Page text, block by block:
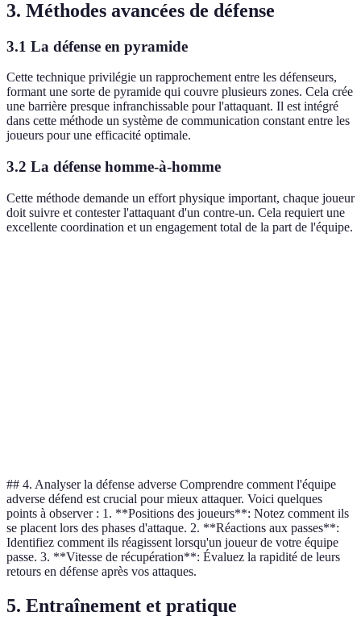
3. Méthodes avancées de défense
3.1 La défense en pyramide
Cette technique privilégie un rapprochement entre les défenseurs,
formant une sorte de pyramide qui couvre plusieurs zones. Cela crée
une barrière presque infranchissable pour l'attaquant. Il est intégré
dans cette méthode un système de communication constant entre les
joueurs pour une efficacité optimale.
3.2 La défense homme-à-homme
Cette méthode demande un effort physique important, chaque joueur
doit suivre et contester l'attaquant d'un contre-un. Cela requiert une
excellente coordination et un engagement total de la part de l'équipe.
## 4. Analyser la défense adverse Comprendre comment l'équipe
adverse défend est crucial pour mieux attaquer. Voici quelques
points à observer : 1. **Positions des joueurs**: Notez comment ils
se placent lors des phases d'attaque. 2. **Réactions aux passes**:
Identifiez comment ils réagissent lorsqu'un joueur de votre équipe
passe. 3. **Vitesse de récupération**: Évaluez la rapidité de leurs
retours en défense après vos attaques.
5. Entraînement et pratique